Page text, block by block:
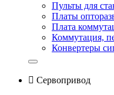
Пульты для
Платы
Плата
Коммутация,
Конвертеры
 Сервопривод